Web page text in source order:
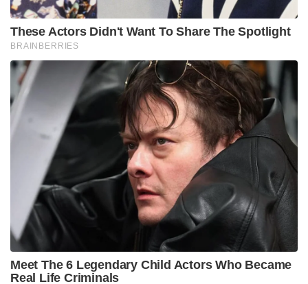
These Actors Didn't Want To Share The Spotlight
BRAINBERRIES
Meet The 6 Legendary Child Actors Who Became
Real Life Criminals